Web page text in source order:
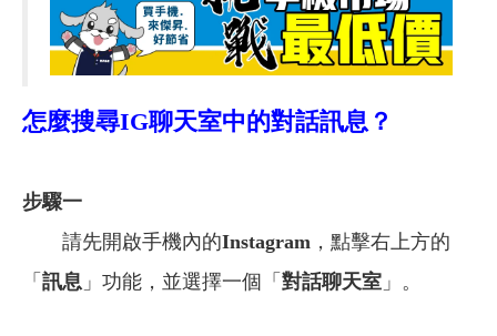
怎麼搜尋IG聊天室中的對話訊息？
步驟一
請先開啟手機內的Instagram ，點擊右上方的
「 訊息 」功能，並選擇一個「 對話聊天室 」。